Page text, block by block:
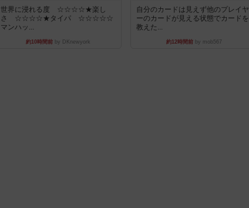
世界に浸れる度 ☆☆☆☆★楽し
さ ☆☆☆☆★タイパ ☆☆☆☆☆
マンハッ...
約10時間前 by DKnewyork
自分のカードは見えず他のプレイヤ
ーのカードが見える状態でカードを
教えた...
約12時間前by mob567